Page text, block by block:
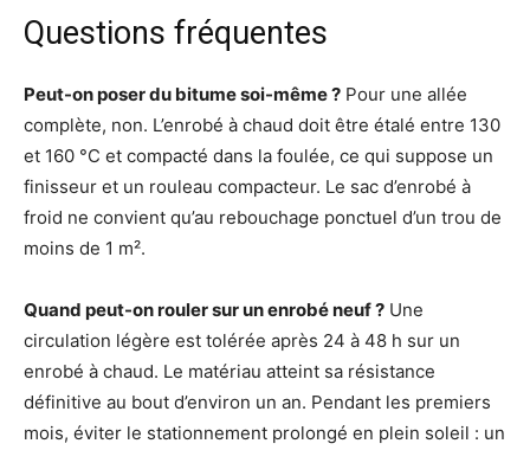
Questions fréquentes
Peut-on poser du bitume soi-même ? Pour une allée
complète, non. L’enrobé à chaud doit être étalé entre 130
et 160 °C et compacté dans la foulée, ce qui suppose un
finisseur et un rouleau compacteur. Le sac d’enrobé à
froid ne convient qu’au rebouchage ponctuel d’un trou de
moins de 1 m².
Quand peut-on rouler sur un enrobé neuf ? Une
circulation légère est tolérée après 24 à 48 h sur un
enrobé à chaud. Le matériau atteint sa résistance
définitive au bout d’environ un an. Pendant les premiers
mois, éviter le stationnement prolongé en plein soleil : un